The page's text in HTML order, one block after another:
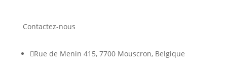
Contactez-nous
Rue de Menin 415, 7700 Mouscron, Belgique